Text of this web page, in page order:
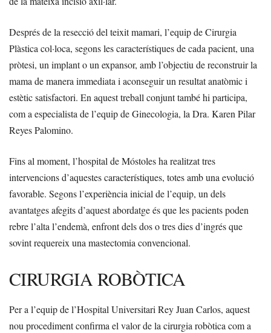
Després de la resecció del teixit mamari, l’equip de Cirurgia
Plàstica col·loca, segons les característiques de cada pacient, una
pròtesi, un implant o un expansor, amb l’objectiu de reconstruir la
mama de manera immediata i aconseguir un resultat anatòmic i
estètic satisfactori. En aquest treball conjunt també hi participa,
com a especialista de l’equip de Ginecologia, la Dra. Karen Pilar
Reyes Palomino.
Fins al moment, l’hospital de Móstoles ha realitzat tres
intervencions d’aquestes característiques, totes amb una evolució
favorable. Segons l’experiència inicial de l’equip, un dels
avantatges afegits d’aquest abordatge és que les pacients poden
rebre l’alta l’endemà, enfront dels dos o tres dies d’ingrés que
sovint requereix una mastectomia convencional.
CIRURGIA ROBÒTICA
Per a l’equip de l’Hospital Universitari Rey Juan Carlos, aquest
nou procediment confirma el valor de la cirurgia robòtica com a